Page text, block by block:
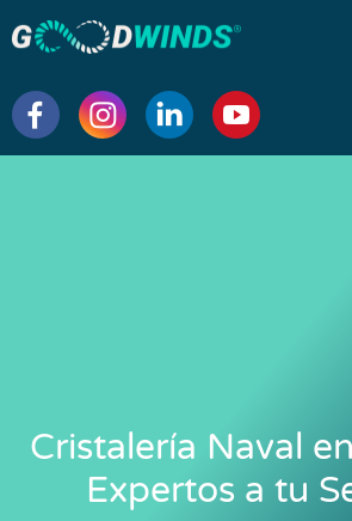
Cristalería Naval
Expertos a tu